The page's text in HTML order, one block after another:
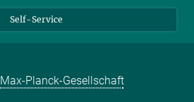
Self-Service
Max-Planck-Gesellschaft